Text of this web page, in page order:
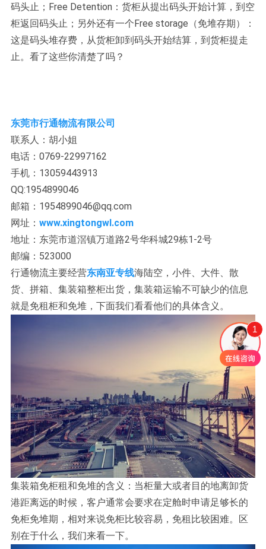
码头止；Free Detention：货柜从提出码头开始计算，到空
柜返回码头止；另外还有一个Free storage（免堆存期）：
这是码头堆存费，从货柜卸到码头开始结算，到货柜提走
止。看了这些你清楚了吗？
东莞市行通物流有限公司
联系人：胡小姐
电话：0769-22997162
手机：13059443913
QQ:1954899046
邮箱：1954899046@qq.com
网址： www.xingtongwl.com
地址：东莞市道滘镇万道路2号华科城29栋1-2号
邮编：523000
行通物流主要经营东南亚专线海陆空，小件、大件、散
货、拼箱、集装箱整柜出货，集装箱运输不可缺少的信息
就是免租柜和免堆，下面我们看看他们的具体含义。
集装箱免柜租和免堆的含义：当柜量大或者目的地离卸货
港距离远的时候，客户通常会要求在定舱时申请足够长的
免柜免堆期，相对来说免柜比较容易，免租比较困难。区
别在于什么，我们来看一下。
1